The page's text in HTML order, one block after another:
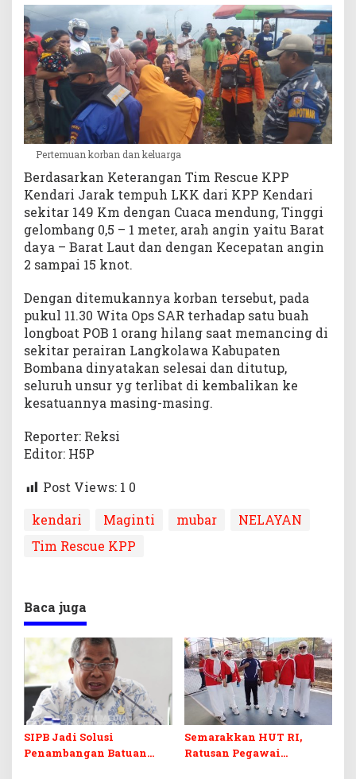
Pertemuan korban dan keluarga
Berdasarkan Keterangan Tim Rescue KPP
Kendari Jarak tempuh LKK dari KPP Kendari
sekitar 149 Km dengan Cuaca mendung, Tinggi
gelombang 0,5 – 1 meter, arah angin yaitu Barat
daya – Barat Laut dan dengan Kecepatan angin
2 sampai 15 knot.
Dengan ditemukannya korban tersebut, pada
pukul 11.30 Wita Ops SAR terhadap satu buah
longboat POB 1 orang hilang saat memancing di
sekitar perairan Langkolawa Kabupaten
Bombana dinyatakan selesai dan ditutup,
seluruh unsur yg terlibat di kembalikan ke
kesatuannya masing-masing.
Reporter: Reksi
Editor: H5P
Post Views: 1 0
kendari
Maginti mubar
NELAYAN
Tim Rescue KPP
Baca juga
SIPB Jadi Solusi
Penambangan Batuan
Semarakkan HUT RI,
Ratusan Pegawai